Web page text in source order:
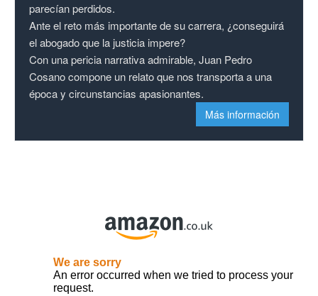
parecían perdidos.
Ante el reto más importante de su carrera, ¿conseguirá
el abogado que la justicia impere?
Con una pericia narrativa admirable, Juan Pedro
Cosano compone un relato que nos transporta a una
época y circunstancias apasionantes.
Más información